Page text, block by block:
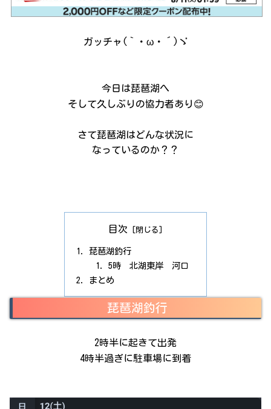
ガッチャ(｀・ω・´)ゞ
今日は琵琶湖へ
そして久しぶりの協力者あり😊
さて琵琶湖はどんな状況に
なっているのか？？
目次
琵琶湖釣行
5時 北湖東岸 河口
まとめ
琵琶湖釣行
2時半に起きて出発
4時半過ぎに駐車場に到着